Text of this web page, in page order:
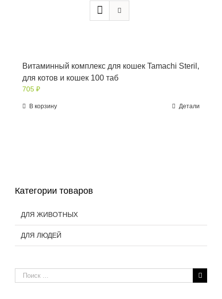
Витаминный комплекс для кошек Tamachi Steril,
для котов и кошек 100 таб
705 ₽
В корзину Детали
Категории товаров
ДЛЯ ЖИВОТНЫХ
ДЛЯ ЛЮДЕЙ
Результат
поиска: